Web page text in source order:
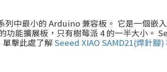
中最小的 Arduino 兼容板。 它是一個嵌
能擴展板，只有樹莓派 4 的一半大小。
擊此處了解Seeed XIAO SAMD21(焊針腳)